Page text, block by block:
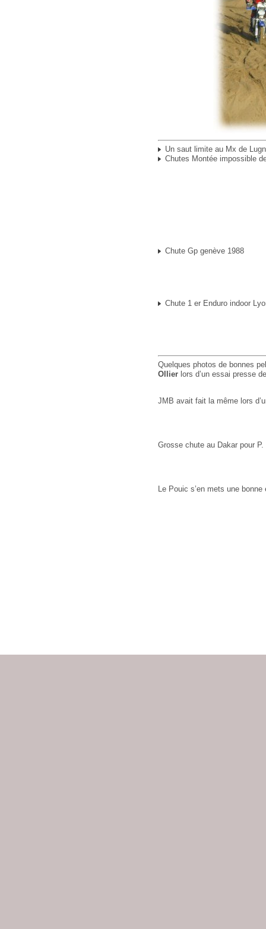
Un saut limite au Mx de
Chutes Montée impossible
Chute Gp genève 1988
Chute 1 er Enduro indoor
Quelques photos de bonnes
Ollier lors d’un essai presse
JMB avait fait la même lors
Grosse chute au Dakar pour P.
Le Pouic s’en mets une